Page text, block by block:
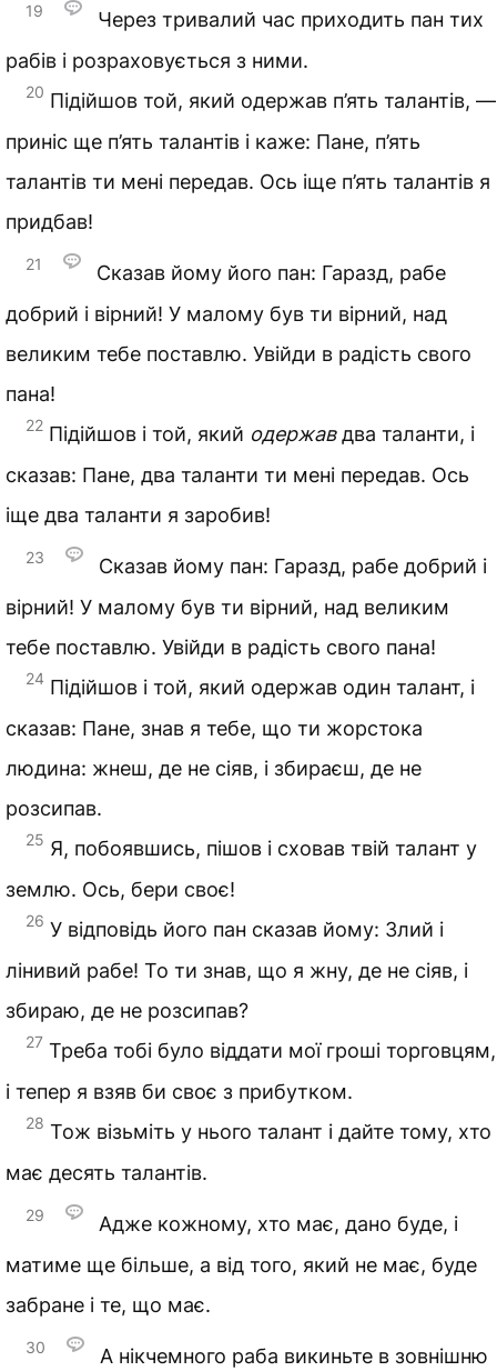
19
Через тривалий час приходить пан тих
рабів і розраховується з ними.
20 Підійшов той, який одержав п’ять талантів, —
приніс ще п’ять талантів і каже: Пане, п’ять
талантів ти мені передав. Ось іще п’ять талантів я
придбав!
21
Сказав йому його пан: Гаразд, рабе
добрий і вірний! У малому був ти вірний, над
великим тебе поставлю. Увійди в радість свого
пана!
22 Підійшов і той, який одержавдва таланти, і
сказав: Пане, два таланти ти мені передав. Ось
іще два таланти я заробив!
23
Сказав йому пан: Гаразд, рабе добрий і
вірний! У малому був ти вірний, над великим
тебе поставлю. Увійди в радість свого пана!
24 Підійшов і той, який одержав один талант, і
сказав: Пане, знав я тебе, що ти жорстока
людина: жнеш, де не сіяв, і збираєш, де не
розсипав.
25 Я, побоявшись, пішов і сховав твій талант у
землю. Ось, бери своє!
26 У відповідь його пан сказав йому: Злий і
лінивий рабе! То ти знав, що я жну, де не сіяв, і
збираю, де не розсипав?
27 Треба тобі було віддати мої гроші торговцям,
і тепер я взяв би своє з прибутком.
28 Тож візьміть у нього талант і дайте тому, хто
має десять талантів.
29
Адже кожному, хто має, дано буде, і
матиме ще більше, а від того, який не має, буде
забране і те, що має.
30 А нікчемного раба викиньте в зовнішню